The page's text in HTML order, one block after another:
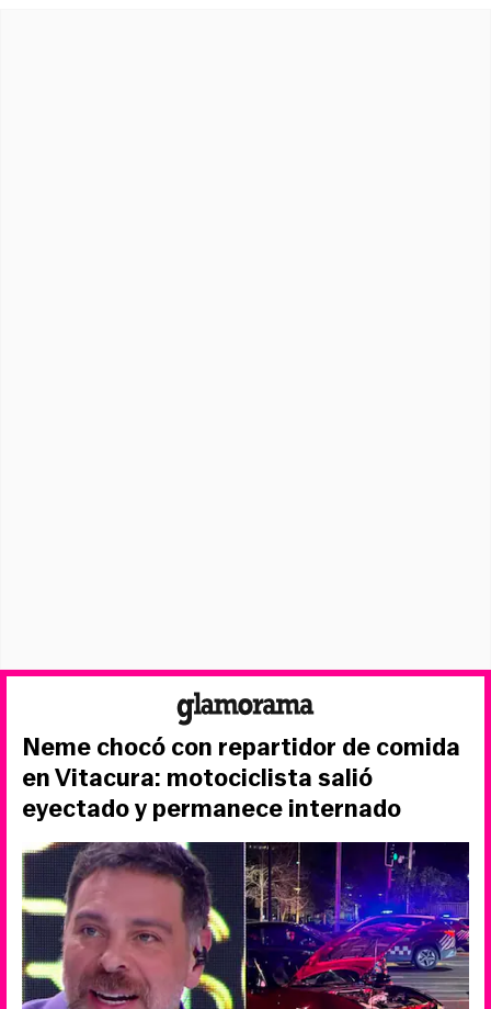
Neme chocó con repartidor de comida
en Vitacura: motociclista salió
eyectado y permanece internado